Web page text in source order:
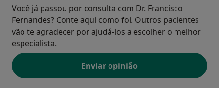
Você já passou por consulta com Dr. Francisco
Fernandes? Conte aqui como foi. Outros pacientes
vão te agradecer por ajudá-los a escolher o melhor
especialista.
Enviar opinião